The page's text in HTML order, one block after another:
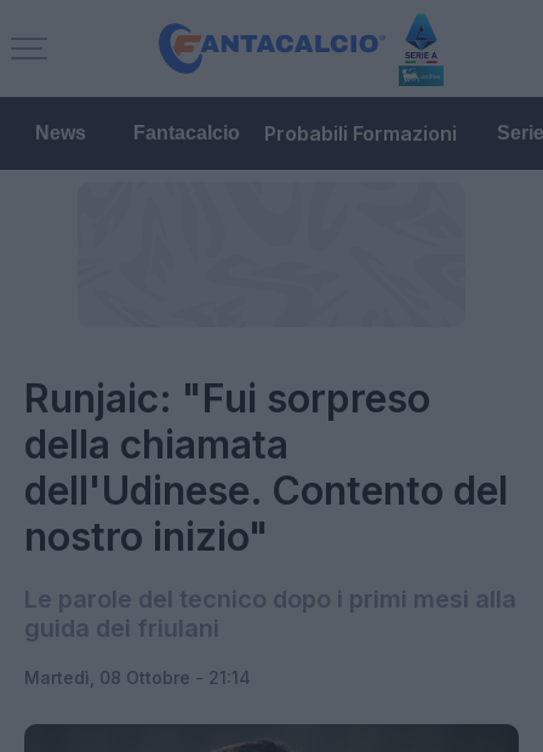
News Fantacalcio Probabili Formazioni
Runjaic: "Fui sorpreso
della chiamata
dell'Udinese. Contento del
nostro inizio"
Le parole del tecnico dopo i primi mesi alla
guida dei friulani
Martedì, 08 Ottobre - 21:14